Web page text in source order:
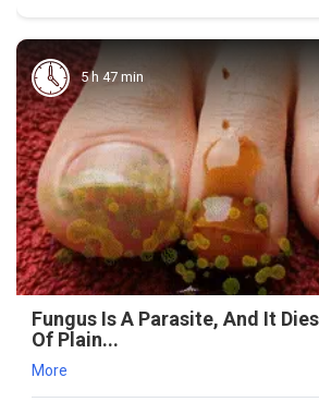
5 h 47 min
Fungus Is A Parasite, And It
Of Plain...
More